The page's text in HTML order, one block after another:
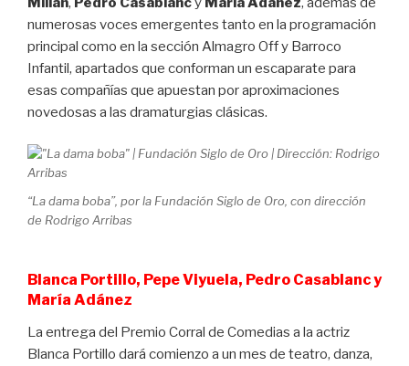
numerosas voces emergentes tanto en la programación
principal como en la sección Almagro Off y Barroco
Infantil, apartados que conforman un escaparate para
esas compañías que apuestan por aproximaciones
novedosas a las dramaturgias clásicas.
“La dama boba”, por la Fundación Siglo de Oro, con dirección
de Rodrigo Arribas
Blanca Portillo, Pepe Viyuela, Pedro Casablanc y
María Adánez
La entrega del Premio Corral de Comedias a la actriz
Blanca Portillo dará comienzo a un mes de teatro, danza,